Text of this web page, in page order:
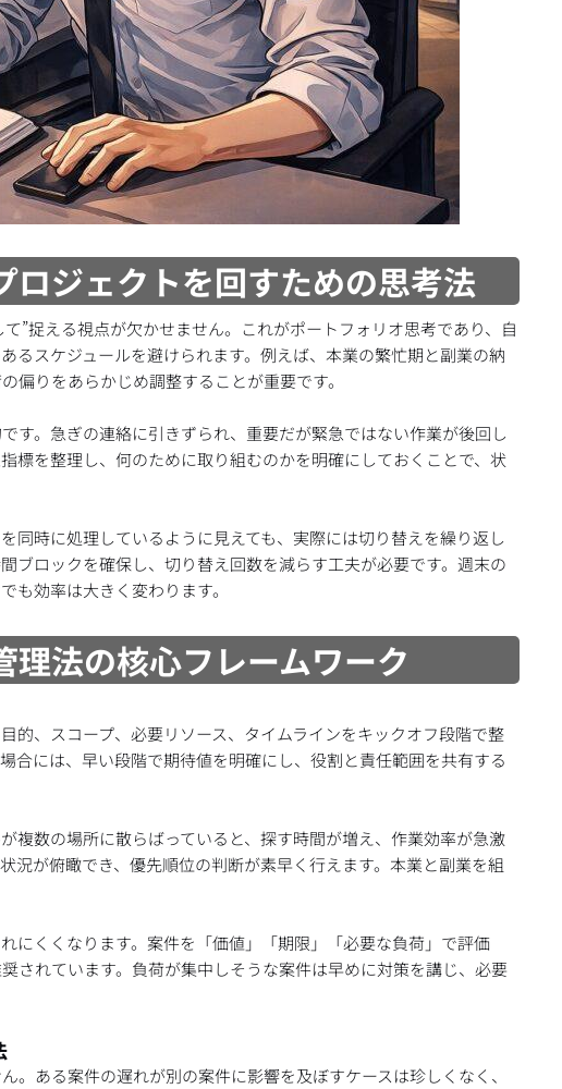
ジェクトを回すための思考法
”捉える視点が欠かせません。これがポートフォリオ思考であり、自
るスケジュールを避けられます。例えば、本業の繁忙期と副業の納
りをあらかじめ調整することが重要です。
す。急ぎの連絡に引きずられ、重要だが緊急ではない作業が後回し
標を整理し、何のために取り組むのかを明確にしておくことで、状
同時に処理しているように見えても、実際には切り替えを繰り返し
ブロックを確保し、切り替え回数を減らす工夫が必要です。週末の
も効率は大きく変わります。
法の核心フレームワーク
的、スコープ、必要リソース、タイムラインをキックオフ段階で整
合には、早い段階で期待値を明確にし、役割と責任範囲を共有する
複数の場所に散らばっていると、探す時間が増え、作業効率が急激
況が俯瞰でき、優先順位の判断が素早く行えます。本業と副業を組
にくくなります。案件を「価値」「期限」「必要な負荷」で評価
されています。負荷が集中しそうな案件は早めに対策を講じ、必要
ある案件の遅れが別の案件に影響を及ぼすケースは珍しくなく、